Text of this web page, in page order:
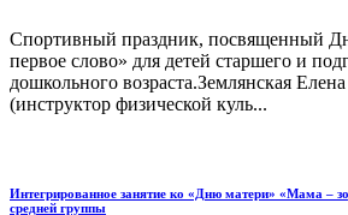
Спортивный праздник, посвященный
первое слово» для детей старшего и
дошкольного возраста.Землянская
(инструктор физической куль...
Интегрированное занятие ко «Дню матери» «Мама –
средней группы